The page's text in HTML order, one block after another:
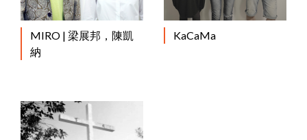
MIRO | 梁展邦，陳凱
納
KaCaMa